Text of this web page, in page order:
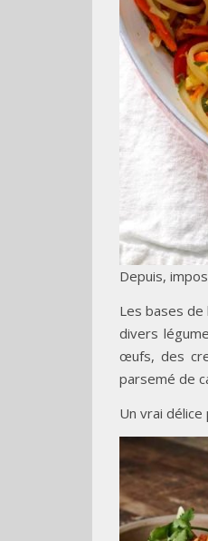
Depuis,
Les bases de
divers
œufs, des
parsemé de
Un vrai délice